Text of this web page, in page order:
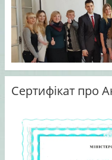
Сертифікат про